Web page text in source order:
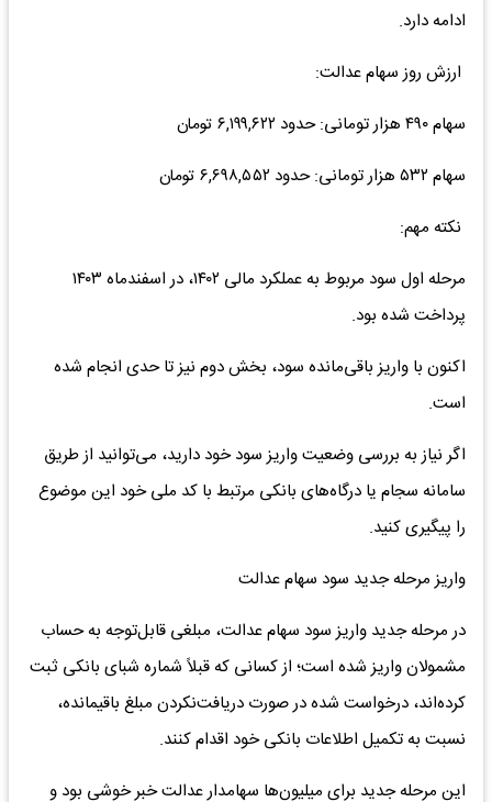
ادامه دارد.
ارزش روز سهام عدالت:
سهام ۴۹۰ هزار تومانی: حدود ۶,۱۹۹,۶۲۲ تومان
سهام ۵۳۲ هزار تومانی: حدود ۶,۶۹۸,۵۵۲ تومان
نکته مهم:
مرحله اول سود مربوط به عملکرد مالی ۱۴۰۲، در اسفندماه ۱۴۰۳
پرداخت شده بود.
اکنون با واریز باقی‌مانده سود، بخش دوم نیز تا حدی انجام شده
است.
اگر نیاز به بررسی وضعیت واریز سود خود دارید، می‌توانید از طریق
سامانه سجام یا درگاه‌های بانکی مرتبط با کد ملی خود این موضوع
را پیگیری کنید.
واریز مرحله جدید سود سهام عدالت
در مرحله جدید واریز سود سهام عدالت، مبلغی قابل‌توجه به حساب
مشمولان واریز شده است؛ از کسانی که قبلاً شماره شبای بانکی ثبت
کرده‌اند، درخواست شده در صورت دریافت‌نکردن مبلغ باقیمانده،
نسبت به تکمیل اطلاعات بانکی خود اقدام کنند.
این مرحله جدید برای میلیون‌ها سهامدار عدالت خبر خوشی بود و